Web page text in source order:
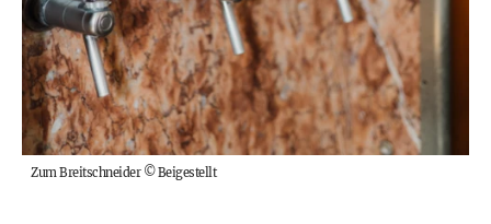
Zum Breitschneider©Beigestellt